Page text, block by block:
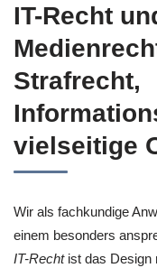
IT-Recht
Strafrecht,
vielseitige
Wir als fachkundige
einem besonders
IT-Rechtist das Design